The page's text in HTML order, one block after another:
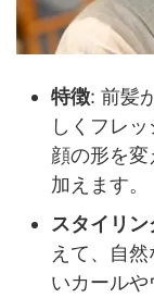
特徴: 前髪
しくフレ
顔の形を
加えます。
スタイリン
えて、自
いカール